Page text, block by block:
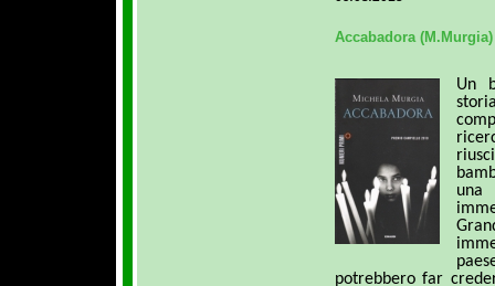
Accabadora (M.Murgia)
Un
potrebbero far